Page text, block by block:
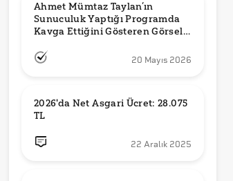
Ahmet Mümtaz Taylan’ın
Sunuculuk Yaptığı Programda
Kavga Ettiğini Gösteren Görsel
20 Mayıs 2026
2026'da Net Asgari Ücret: 28.075
TL
22 Aralık 2025